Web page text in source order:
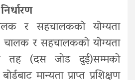
र सहचालकको योग्यता
चालक र सहचालकको योग्यता
तह (दस जोड दुई)सम्मको